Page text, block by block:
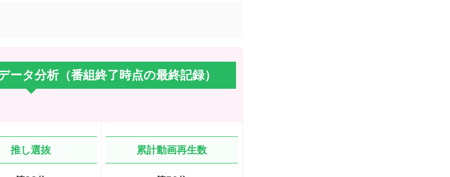
タ分析（番組終了時点の最終記録）
推し選抜 累計動画再生数